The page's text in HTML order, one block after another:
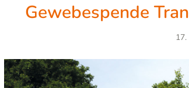
Gewebespende